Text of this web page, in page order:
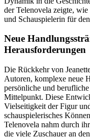
der Telenovela zeigte,
und Schauspielerin für
Neue
Herausforderungen
Die Rückkehr von
Autoren, komplexe neue
persönliche und
Mittelpunkt. Diese
Vielseitigkeit der Figur
schauspielerisches
Telenovela nahm durch
die viele Zuschauer an